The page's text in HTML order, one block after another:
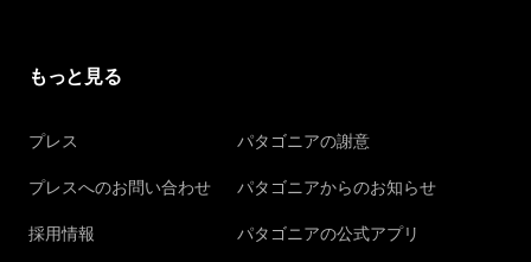
もっと見る
プレス
プレスへのお問い合わせ
採用情報
パタゴニアの謝意
パタゴニアからのお知らせ
パタゴニアの公式アプリ